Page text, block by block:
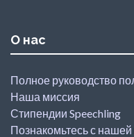
О нас
Полное руководство
Наша миссия
Стипендии Speechling
Познакомьтесь с